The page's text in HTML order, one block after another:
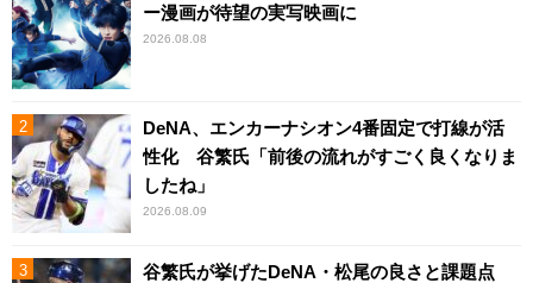
ー漫画が待望の実写映画に
2026.08.08
DeNA、エンカーナシオン4番固定で打線が活
性化 谷繁氏「前後の流れがすごく良くなりま
したね」
2026.08.09
谷繁氏が挙げたDeNA・松尾の良さと課題点